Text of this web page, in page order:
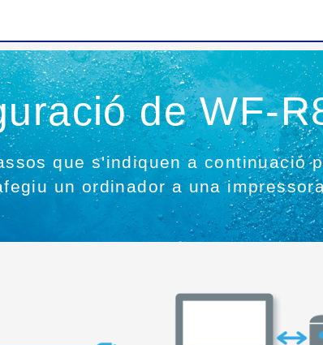
de WF-
que s'indiquen a continuació
un ordinador a una